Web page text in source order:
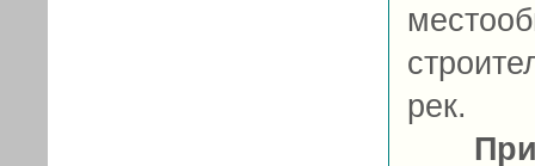
рек.